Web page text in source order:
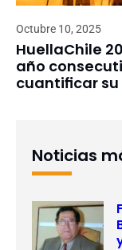
Octubre 10, 2025
HuellaChile
año
cuantificar
Noticias